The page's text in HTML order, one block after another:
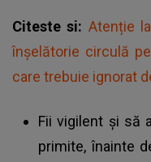
Citeste si: Atenție
înșelătorie circulă
care trebuie ignorat
Fii vigilent și să
primite, înainte